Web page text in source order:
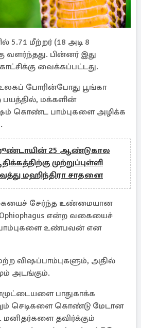
மீற்றர் (18 அடி 8
வளர்ந்தது. பின்னர் இது
வைக்கப்பட்டது.
போரின்போது பூங்கா
மக்களின்
கொண்ட பாம்புகளை அழிக்க
25 ஆண்டுகால
முற்றுப்புள்ளி
மஹிந்திரா சாதனை
சேர்ந்த உண்மையான
என்ற வகையைச்
பாம்புகளை உண்பவன் என
விஷப்பாம்புகளும், அதில்
அடங்கும்.
பாதுகாக்க
செடிகளை கொண்டு மேடான
மனிதர்களை தவிர்க்கும்